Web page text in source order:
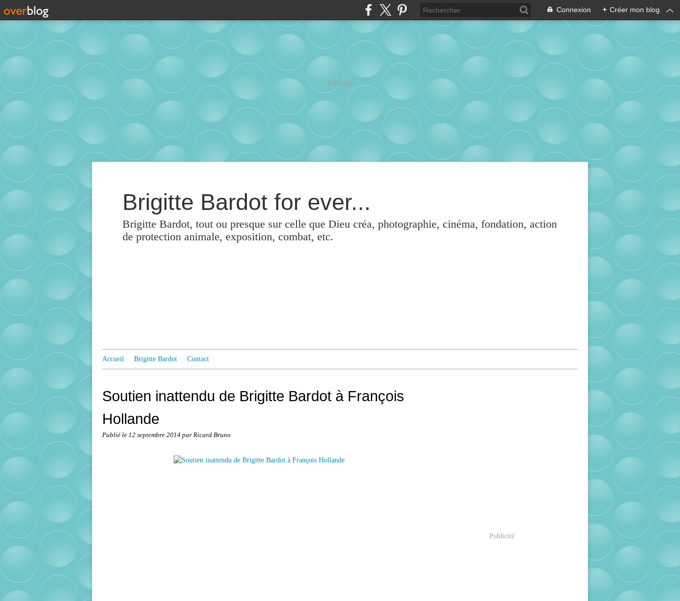
Connexion + Créer mon blog
Publicité
Brigitte Bardot for ever...
Brigitte Bardot, tout ou presque sur celle que Dieu créa, photographie, cinéma, fondation, action
de protection animale, exposition, combat, etc.
Accueil Brigitte Bardot Contact
Soutien inattendu de Brigitte Bardot à François
Hollande
Publié le 12 septembre 2014 par Ricard Bruno
Publicité